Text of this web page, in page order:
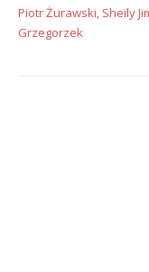
Piotr Żurawski, Sheily
Grzegorzek